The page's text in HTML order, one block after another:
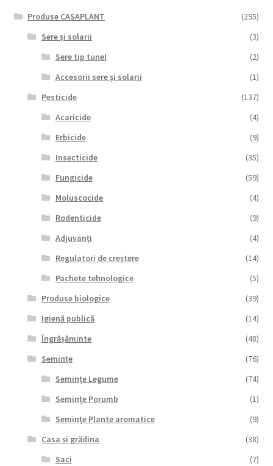
Produse CASAPLANT
(295)
Sere și solarii
(3)
Sere tip tunel
(2)
Accesorii sere și solarii
(1)
Pesticide
(137)
Acaricide
(4)
Erbicide
(9)
Insecticide
(35)
Fungicide
(59)
Moluscocide
(4)
Rodenticide
(9)
Adjuvanți
(4)
Regulatori de creștere
(14)
Pachete tehnologice
(5)
Produse biologice
(39)
Igienă publică
(14)
Îngrășăminte
(48)
Semințe
(76)
Semințe Legume
(74)
Semințe Porumb
(1)
Semințe Plante aromatice
(9)
Casa și grădina
(38)
Saci
(7)